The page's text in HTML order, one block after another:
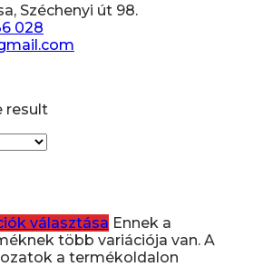
Széchenyi út 98.
028
result
választása Ennek a
több variációja van. A
a termékoldalon